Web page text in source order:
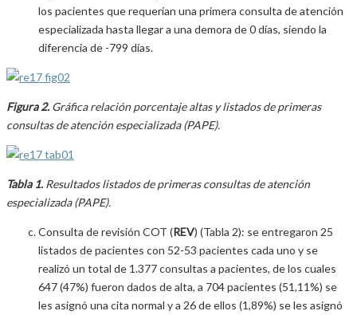
los pacientes que requerían una primera consulta de atención
especializada hasta llegar a una demora de 0 días, siendo la
diferencia de -799 días.
Figura 2. Gráfica relación porcentaje altas y listados de primeras
consultas de atención especializada (PAPE).
Tabla 1. Resultados listados de primeras consultas de atención
especializada (PAPE).
Consulta de revisión COT (REV) (Tabla 2): se entregaron 25
listados de pacientes con 52-53 pacientes cada uno y se
realizó un total de 1.377 consultas a pacientes, de los cuales
647 (47%) fueron dados de alta, a 704 pacientes (51,11%) se
les asignó una cita normal y a 26 de ellos (1,89%) se les asignó